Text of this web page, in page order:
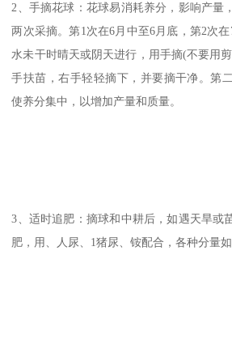
2、手摘花球：花球易消耗养分，影响产量
两次采摘。第1次在6月中至6月底，第2次
水未干时晴天或阴天进行，用手摘(不要用
手扶苗，右手轻轻摘下，并要摘干净。第
使养分集中，以增加产量和质量。
3、适时追肥：摘球和中耕后，如遇天旱或
肥，用、人尿、1猪尿、铵配合，各种分量如